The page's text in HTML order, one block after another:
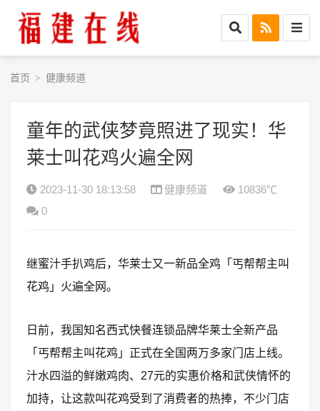
首页 > 健康频道
童年的武侠梦竟照进了现实！华
莱士叫花鸡火遍全网
2023-11-30 18:13:58 健康频道
10836℃
0
继蜜汁手扒鸡后，华莱士又一新品全鸡「丐帮帮主叫
花鸡」火遍全网。
日前，我国知名西式快餐连锁品牌华莱士全新产品
「丐帮帮主叫花鸡」正式在全国两万多家门店上线。
汁水四溢的鲜嫩鸡肉、27元的实惠价格和武侠情怀的
加持，让这款叫花鸡受到了消费者的热捧，不少门店